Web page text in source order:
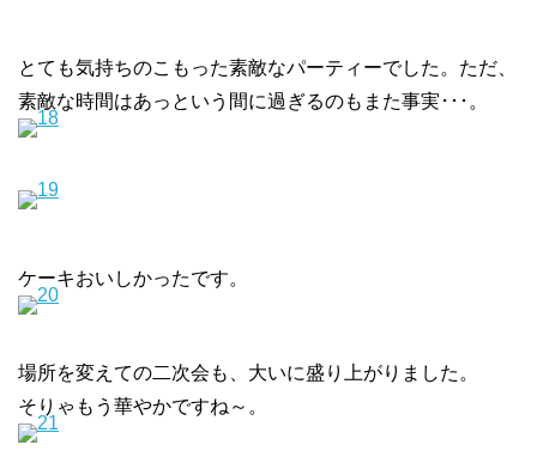
とても気持ちのこもった素敵なパーティーでした。ただ、
素敵な時間はあっという間に過ぎるのもまた事実･･･。
ケーキおいしかったです。
場所を変えての二次会も、大いに盛り上がりました。
そりゃもう華やかですね～。